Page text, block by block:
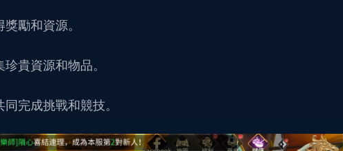
勵和資源。
貴資源和物品。
同完成挑戰和競技。